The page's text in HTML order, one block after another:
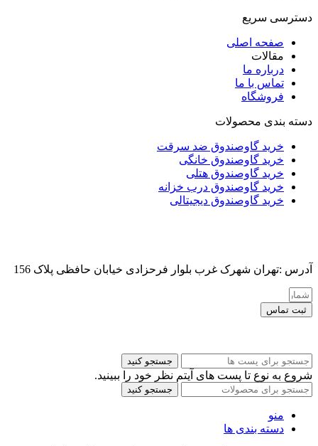
دسترسی سریع
صفحه اصلی
مقالات
درباره ما
تماس با ما
فروشگاه
دسته بندی محصولات
خرید گاوصندوق ضد سرقت
خرید گاوصندوق خانگی
خرید گاوصندوق هتلی
خرید گاوصندوق درب خزانه
خرید گاوصندوق دیجیتالی
آدرس :تهران شهرک غرب بلوار فرحزادی خیابان حافظی پلاک 156
ثبت تماس
جستجو کنید
شروع به نوع تا پست های آیتم نظر خود را ببینید.
جستجو کنید
منو
دسته بندی ها